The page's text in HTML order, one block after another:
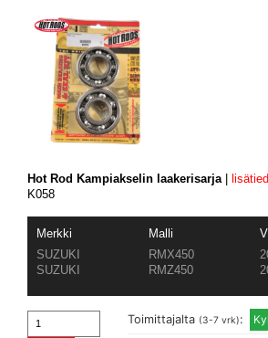
Hot Rod Kampiakselin laakerisarja |
K058
Merkki Malli
SUZUKI
RMX450
SUZUKI
RMZ450
Toimittajalta (3-7 vrk):